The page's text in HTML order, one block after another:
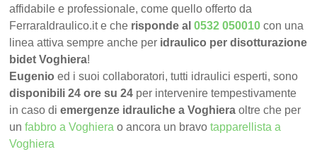
affidabile e professionale, come quello offerto da
FerraraIdraulico.it e che risponde al0532 050010 con una
linea attiva sempre anche per idraulico per disotturazione
bidet Voghiera!
Eugenio ed i suoi collaboratori, tutti idraulici esperti, sono
disponibili 24 ore su 24 per intervenire tempestivamente
in caso diemergenze idrauliche a Voghieraoltre che per
unfabbro a Voghiera o ancora un bravotapparellista a
Voghiera